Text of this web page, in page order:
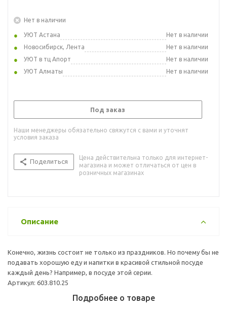
Нет в наличии
УЮТ Астана
Нет в наличии
Новосибирск, Лента
Нет в наличии
УЮТ в тц Апорт
Нет в наличии
УЮТ Алматы
Нет в наличии
Под заказ
Наши менеджеры обязательно свяжутся с вами и уточнят
условия заказа
Поделиться
Цена действительна только для интернет-
магазина и может отличаться от цен в
розничных магазинах
Описание
Конечно, жизнь состоит не только из праздников. Но почему бы не
подавать хорошую еду и напитки в красивой стильной посуде
каждый день? Например, в посуде этой серии.
Артикул: 603.810.25
Подробнее о товаре